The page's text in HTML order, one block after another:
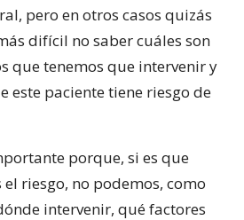
pero en otros casos quizás
difícil no saber cuáles son
que tenemos que intervenir y
este paciente tiene riesgo de
porque, si es que
riesgo, no podemos, como
intervenir, qué factores